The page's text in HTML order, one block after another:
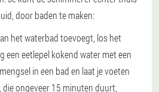
door baden te maken:
het waterbad toevoegt, los het
een eetlepel kokend water met een
in een bad en laat je voeten
ongeveer 15 minuten duurt,